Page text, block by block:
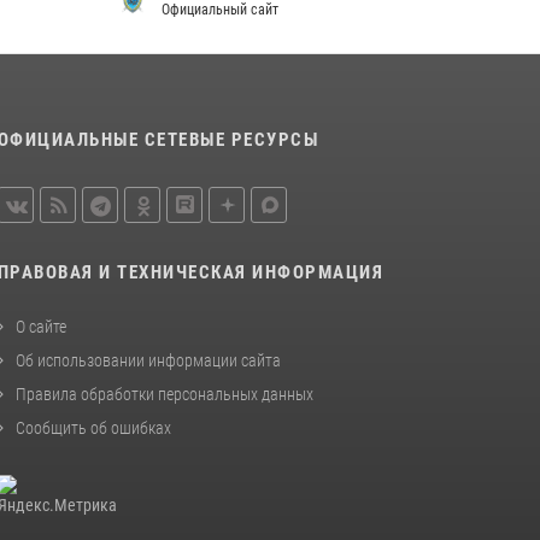
просветительской лекции
Росгвардии
Сотрудники Росгвардии обеспечили
профмастерства в Саранске
Официальный сайт
СЕТЕВЫЕ РЕСУРСЫ
ПРАВОВАЯ И ТЕХНИЧЕСКАЯ ИНФОРМАЦИЯ
О сайте
Об использовании информации сайта
Правила обработки персональных данных
Сообщить об ошибках